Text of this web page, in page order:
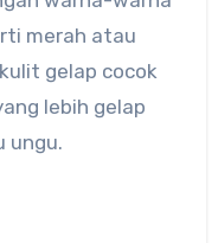
merah atau
gelap cocok
lebih gelap
ungu.